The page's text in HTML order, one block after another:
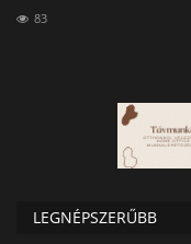
83
LEGNÉPSZERŰBB